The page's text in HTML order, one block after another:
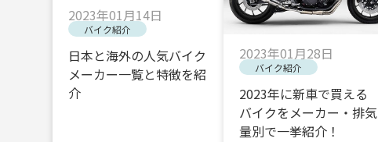
2023年01月14日
バイク紹介
日本と海外の人気バイク
メーカー一覧と特徴を紹
介
2023年01月28日
バイク紹介
2023年に新車で買える
バイクをメーカー・排気
量別で一挙紹介！